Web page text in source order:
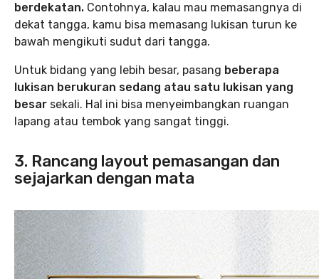
berdekatan. Contohnya, kalau mau memasangnya di
dekat tangga, kamu bisa memasang lukisan turun ke
bawah mengikuti sudut dari tangga.
Untuk bidang yang lebih besar, pasang beberapa
lukisan berukuran sedang atau satu lukisan yang
besar sekali. Hal ini bisa menyeimbangkan ruangan
lapang atau tembok yang sangat tinggi.
3. Rancang layout pemasangan dan
sejajarkan dengan mata